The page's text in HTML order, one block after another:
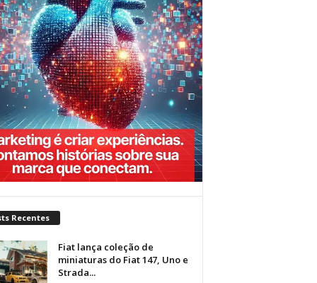
Recentes
Fiat lança coleção de
miniaturas do Fiat 147, Uno e
Strada...